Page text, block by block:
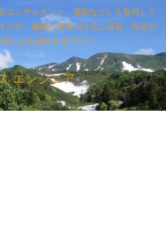
コンサルタント、電験など）を取得して
スや、趣味の源泉かけ流し温泉、投資信
などを紹介するブログ
エンジニア